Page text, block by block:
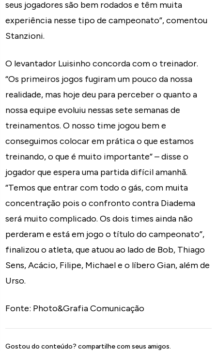
seus jogadores são bem rodados e têm muita
experiência nesse tipo de campeonato”, comentou
Stanzioni.
O levantador Luisinho concorda com o treinador.
“Os primeiros jogos fugiram um pouco da nossa
realidade, mas hoje deu para perceber o quanto a
nossa equipe evoluiu nessas sete semanas de
treinamentos. O nosso time jogou bem e
conseguimos colocar em prática o que estamos
treinando, o que é muito importante” – disse o
jogador que espera uma partida difícil amanhã.
“Temos que entrar com todo o gás, com muita
concentração pois o confronto contra Diadema
será muito complicado. Os dois times ainda não
perderam e está em jogo o título do campeonato”,
finalizou o atleta, que atuou ao lado de Bob, Thiago
Sens, Acácio, Filipe, Michael e o líbero Gian, além de
Urso.
Fonte: Photo&Grafia Comunicação
Gostou do conteúdo? compartilhe com seus amigos.